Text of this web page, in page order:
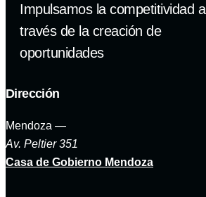
Impulsamos la competitividad a
través de la creación de
oportunidades
Dirección
Mendoza —
Av. Peltier 351
Casa de Gobierno Mendoza